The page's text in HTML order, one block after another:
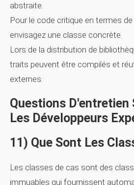
abstraite.
Pour le code critique en termes
envisagez une classe concrète.
Lors de la distribution de
traits peuvent être compilés et
externes.
Questions D'entretien
Les Développeurs
11) Que Sont Les
Les classes de cas sont des
immuables qui fournissent